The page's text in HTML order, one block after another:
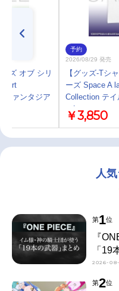
ズ オブ シリ
shirt
ファンタジア
予約
2026/08/29 発売
【グッズ-Tシ
ーズ Space A
Collection テ
／L
￥3,850
人
第1位
『
「19
2026-
第2位